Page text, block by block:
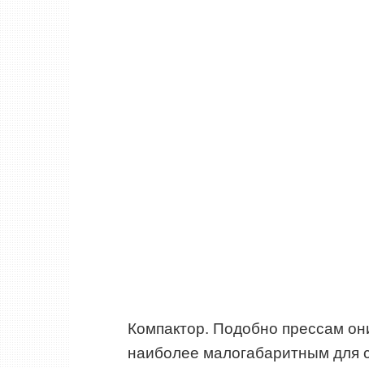
Компактор. Подобно прессам
наиболее малогабаритным